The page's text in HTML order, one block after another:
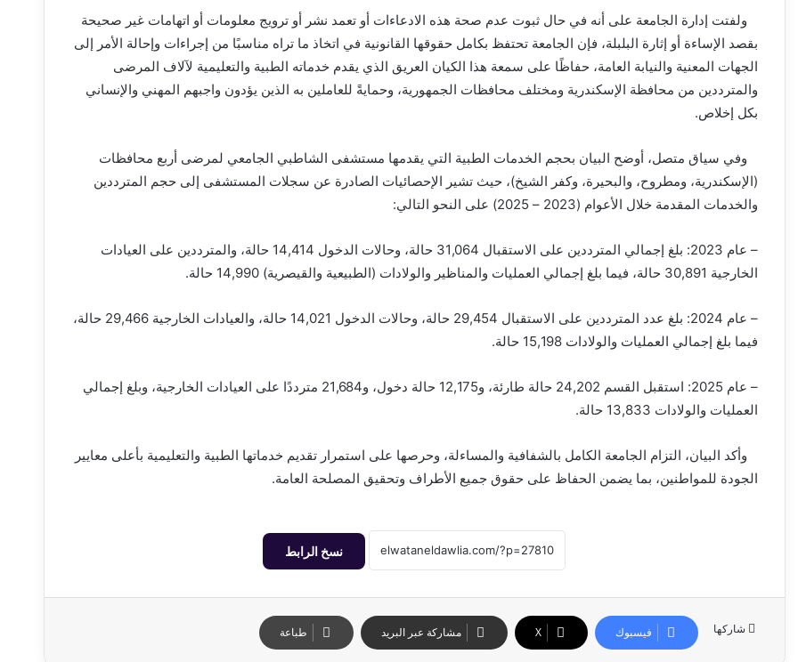
ولفتت إدارة الجامعة على أنه في حال ثبوت عدم صحة هذه الادعاءات أو تعمد نشر أو ترويج معلومات أو اتهامات غير صحيحة
بقصد الإساءة أو إثارة البلبلة، فإن الجامعة تحتفظ بكامل حقوقها القانونية في اتخاذ ما تراه مناسبًا من إجراءات وإحالة الأمر إلى
الجهات المعنية والنيابة العامة، حفاظًا على سمعة هذا الكيان العريق الذي يقدم خدماته الطبية والتعليمية لآلاف المرضى
والمترددين من محافظة الإسكندرية ومختلف محافظات الجمهورية، وحمايةً للعاملين به الذين يؤدون واجبهم المهني والإنساني
بكل إخلاص.
وفي سياق متصل، أوضح البيان بحجم الخدمات الطبية التي يقدمها مستشفى الشاطبي الجامعي لمرضى أربع محافظات
(الإسكندرية، ومطروح، والبحيرة، وكفر الشيخ)، حيث تشير الإحصائيات الصادرة عن سجلات المستشفى إلى حجم المترددين
والخدمات المقدمة خلال الأعوام (2023 – 2025) على النحو التالي:
– عام 2023: بلغ إجمالي المترددين على الاستقبال 31,064 حالة، وحالات الدخول 14,414 حالة، والمترددين على العيادات
الخارجية 30,891 حالة، فيما بلغ إجمالي العمليات والمناظير والولادات (الطبيعية والقيصرية) 14,990 حالة.
– عام 2024: بلغ عدد المترددين على الاستقبال 29,454 حالة، وحالات الدخول 14,021 حالة، والعيادات الخارجية 29,466 حالة،
فيما بلغ إجمالي العمليات والولادات 15,198 حالة.
– عام 2025: استقبل القسم 24,202 حالة طارئة، و12,175 حالة دخول، و21,684 مترددًا على العيادات الخارجية، وبلغ إجمالي
العمليات والولادات 13,833 حالة.
وأكد البيان، التزام الجامعة الكامل بالشفافية والمساءلة، وحرصها على استمرار تقديم خدماتها الطبية والتعليمية بأعلى معايير
الجودة للمواطنين، بما يضمن الحفاظ على حقوق جميع الأطراف وتحقيق المصلحة العامة.
نسخ الرابط
شاركها فيسبوك ‫X مشاركة عبر البريد طباعة